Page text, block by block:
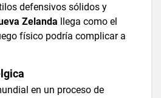
defensivos sólidos y
Zelanda llega como el
físico podría complicar a
en un proceso de